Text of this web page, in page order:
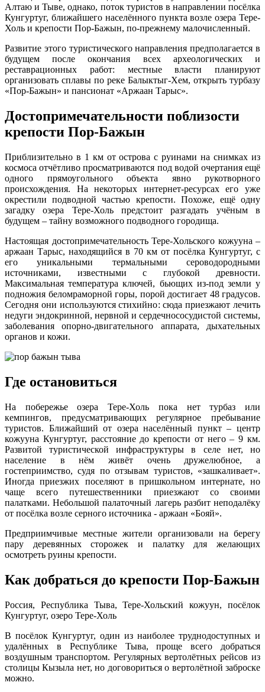
Алтаю и Тыве, однако, поток туристов в направлении посёлка
Кунгуртуг, ближайшего населённого пункта возле озера Тере-
Холь и крепости Пор-Бажын, по-прежнему малочисленный.
Развитие этого туристического направления предполагается в
будущем после окончания всех археологических и
реставрационных работ: местные власти планируют
организовать сплавы по реке Балыктыг-Хем, открыть турбазу
«Пор-Бажын» и пансионат «Аржаан Тарыс».
Достопримечательности поблизости
крепости Пор-Бажын
Приблизительно в 1 км от острова с руинами на снимках из
космоса отчётливо просматриваются под водой очертания ещё
одного прямоугольного объекта явно рукотворного
происхождения. На некоторых интернет-ресурсах его уже
окрестили подводной частью крепости. Похоже, ещё одну
загадку озера Тере-Холь предстоит разгадать учёным в
будущем – тайну возможного подводного городища.
Настоящая достопримечательность Тере-Хольского кожууна –
аржаан Тарыс, находящийся в 70 км от посёлка Кунгуртуг, с
его уникальными термальными сероводородными
источниками, известными с глубокой древности.
Максимальная температура ключей, бьющих из-под земли у
подножия беломраморной горы, порой достигает 48 градусов.
Сегодня они используются стихийно: сюда приезжают лечить
недуги эндокринной, нервной и сердечнососудистой системы,
заболевания опорно-двигательного аппарата, дыхательных
органов и кожи.
Где остановиться
На побережье озера Тере-Холь пока нет турбаз или
кемпингов, предусматривающих регулярное пребывание
туристов. Ближайший от озера населённый пункт – центр
кожууна Кунгуртуг, расстояние до крепости от него – 9 км.
Развитой туристической инфраструктуры в селе нет, но
население в нём живёт очень дружелюбное, а
гостеприимство, судя по отзывам туристов, «зашкаливает».
Иногда приезжих поселяют в пришкольном интернате, но
чаще всего путешественники приезжают со своими
палатками. Небольшой палаточный лагерь разбит неподалёку
от посёлка возле серного источника - аржаан «Бояй».
Предприимчивые местные жители организовали на берегу
пару деревянных сторожек и палатку для желающих
осмотреть руины крепости.
Как добраться до крепости Пор-Бажын
Россия, Республика Тыва, Тере-Хольский кожуун, посёлок
Кунгуртуг, озеро Тере-Холь
В посёлок Кунгуртуг, один из наиболее труднодоступных и
удалённых в Республике Тыва, проще всего добраться
воздушным транспортом. Регулярных вертолётных рейсов из
столицы Кызыла нет, но договориться о вертолётной заброске
можно.